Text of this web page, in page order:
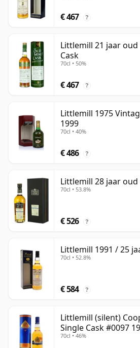
€ 467 ?
Littlemill 21 jaar
Cask
70cl • 50%
€ 467 ?
Littlemill 1975
1999
70cl • 40%
€ 486 ?
Littlemill 28 jaar
70cl • 53.8%
€ 526 ?
Littlemill 1991 / 25
70cl • 52.8%
€ 584 ?
Littlemill (silent)
Single Cask #0097
70cl • 46%